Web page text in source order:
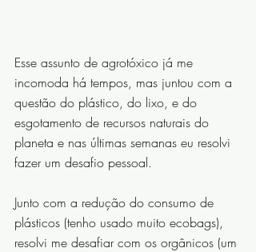
Esse assunto de agrotóxico já me
incomoda há tempos, mas juntou com a
questão do plástico, do lixo, e do
esgotamento de recursos naturais do
planeta e nas últimas semanas eu resolvi
fazer um desafio pessoal.
Junto com a redução do consumo de
plásticos (tenho usado muito ecobags),
resolvi me desafiar com os orgânicos (um